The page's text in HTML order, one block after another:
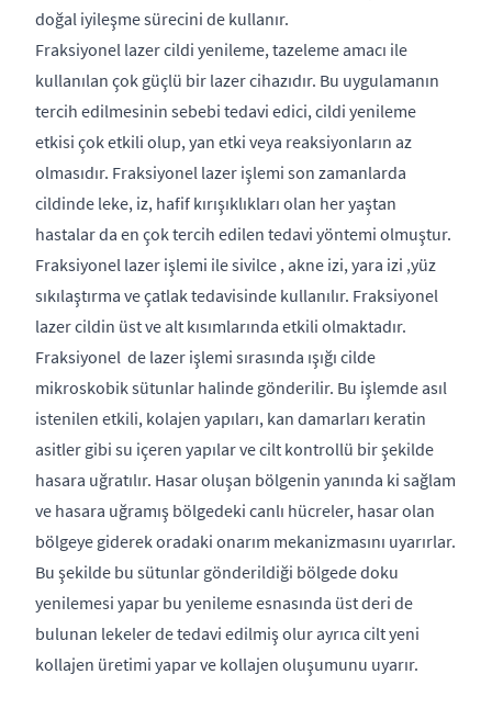
doğal iyileşme sürecini de kullanır.
Fraksiyonel lazer cildi yenileme, tazeleme amacı ile
kullanılan çok güçlü bir lazer cihazıdır. Bu uygulamanın
tercih edilmesinin sebebi tedavi edici, cildi yenileme
etkisi çok etkili olup, yan etki veya reaksiyonların az
olmasıdır. Fraksiyonel lazer işlemi son zamanlarda
cildinde leke, iz, hafif kırışıklıkları olan her yaştan
hastalar da en çok tercih edilen tedavi yöntemi olmuştur.
Fraksiyonel lazer işlemi ile sivilce , akne izi, yara izi ,yüz
sıkılaştırma ve çatlak tedavisinde kullanılır. Fraksiyonel
lazer cildin üst ve alt kısımlarında etkili olmaktadır.
Fraksiyonel de lazer işlemi sırasında ışığı cilde
mikroskobik sütunlar halinde gönderilir. Bu işlemde asıl
istenilen etkili, kolajen yapıları, kan damarları keratin
asitler gibi su içeren yapılar ve cilt kontrollü bir şekilde
hasara uğratılır. Hasar oluşan bölgenin yanında ki sağlam
ve hasara uğramış bölgedeki canlı hücreler, hasar olan
bölgeye giderek oradaki onarım mekanizmasını uyarırlar.
Bu şekilde bu sütunlar gönderildiği bölgede doku
yenilemesi yapar bu yenileme esnasında üst deri de
bulunan lekeler de tedavi edilmiş olur ayrıca cilt yeni
kollajen üretimi yapar ve kollajen oluşumunu uyarır.